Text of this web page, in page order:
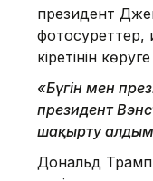
президент
фотосуреттер,
кіретінін
«Бүгін мен
президент
шақырту
Дональд